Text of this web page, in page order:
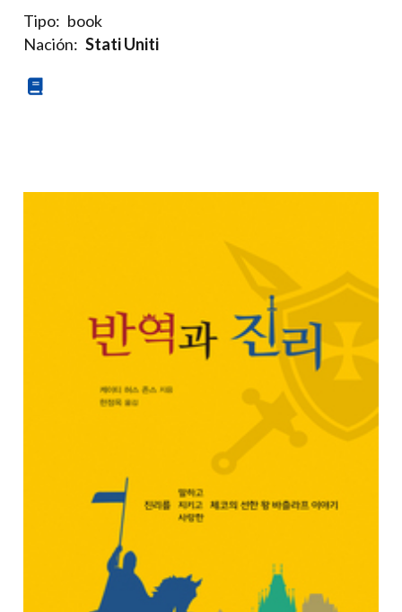
Tipo: book
Nación: Stati Uniti